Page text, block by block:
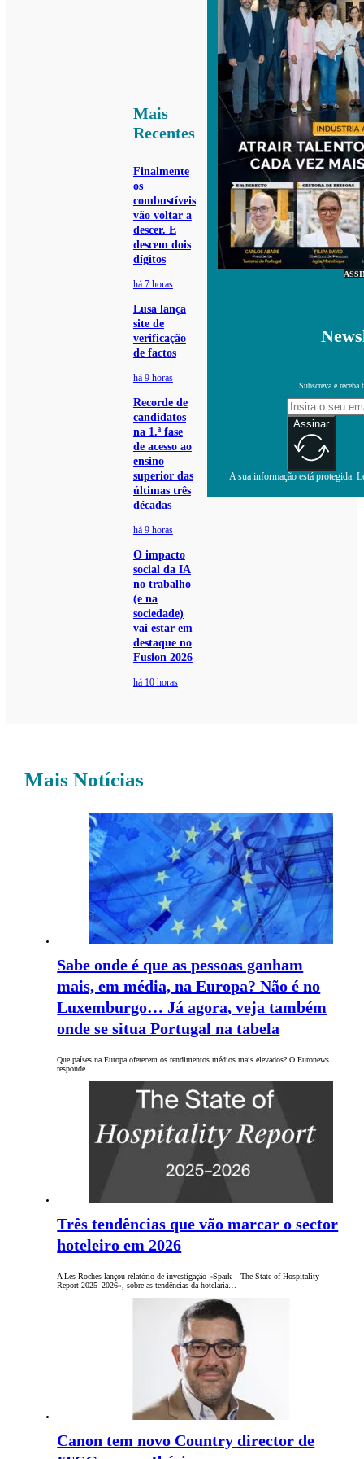
Mais
Recentes
Finalmente
os
combustíveis
vão voltar a
descer. E
descem dois
dígitos
há 7 horas
Lusa lança
site de
verificação
de factos
há 9 horas
Recorde de
candidatos
na 1.ª fase
de acesso ao
ensino
superior das
últimas três
décadas
há 9 horas
O impacto
social da IA
no trabalho
(e na
sociedade)
vai estar em
destaque no
Fusion 2026
há 10 horas
Subscreva e receba
Assinar
A sua informação está protegida.
Mais Notícias
Sabe onde é que as pessoas ganham
mais, em média, na Europa? Não é no
Luxemburgo… Já agora, veja também
onde se situa Portugal na tabela
Que países na Europa oferecem os rendimentos médios mais elevados? O Euronews
responde.
Três tendências que vão marcar o sector
hoteleiro em 2026
A Les Roches lançou relatório de investigação «Spark – The State of Hospitality
Report 2025–2026», sobre as tendências da hotelaria…
Canon tem novo Country director de